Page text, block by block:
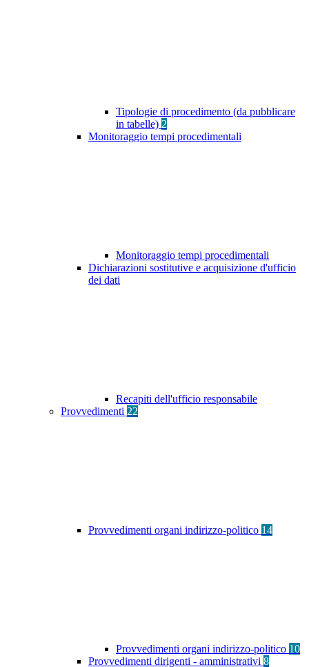
Tipologie di procedimento (da pubblicare
in tabelle) 2
Monitoraggio tempi procedimentali
Monitoraggio tempi procedimentali
Dichiarazioni sostitutive e acquisizione d'ufficio
dei dati
Recapiti dell'ufficio responsabile
Provvedimenti 22
Provvedimenti organi indirizzo-politico 14
Provvedimenti organi indirizzo-politico 10
Provvedimenti dirigenti - amministrativi 8